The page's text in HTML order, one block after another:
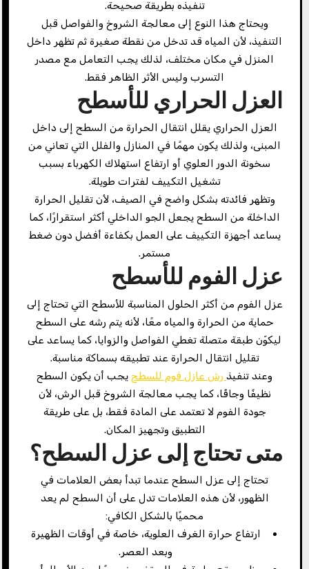
تنفيذه بطريقة صحيحة.
ويحتاج هذا النوع إلى معالجة الشروخ والفواصل قبل
التنفيذ، لأن المياه قد تدخل من نقطة صغيرة ثم تظهر داخل
المنزل في مكان مختلف، لذلك يجب التعامل مع مصدر
التسرب وليس الأثر الظاهر فقط.
العزل الحراري للأسطح
العزل الحراري يقلل انتقال الحرارة من السطح إلى داخل
المبنى، ولذلك يكون مهمًا في المنازل والفلل التي تعاني من
سخونة الدور العلوي أو ارتفاع استهلاك الكهرباء بسبب
تشغيل التكييف لفترات طويلة.
وتظهر فائدته بشكل واضح في الصيف، لأن تقليل الحرارة
الداخلة من السطح يجعل الجو الداخلي أكثر استقرارًا، كما
يساعد أجهزة التكييف على العمل بكفاءة أفضل دون ضغط
مستمر.
عزل الفوم للأسطح
عزل الفوم من أكثر الحلول المناسبة للأسطح التي تحتاج إلى
حماية من الحرارة والمياه معًا، لأنه يتم رشه على السطح
ليكوّن طبقة متصلة تغطي الفواصل والزوايا، كما يساعد على
تقليل انتقال الحرارة عند تطبيقه بسماكة مناسبة.
وعند تنفيذ رش عازل فوم للسطح يجب أن يكون السطح
نظيفًا وجافًا، كما يجب معالجة الشروخ قبل الرش، لأن
جودة الفوم لا تعتمد على المادة فقط، بل على طريقة
التطبيق وتجهيز المكان.
متى تحتاج إلى عزل السطح؟
تحتاج إلى عزل السطح عندما تبدأ بعض العلامات في
الظهور، لأن هذه العلامات تدل على أن السطح لم يعد
محميًا بالشكل الكافي:
ارتفاع حرارة الغرف العلوية، خاصة في أوقات الظهيرة
وبعد العصر.